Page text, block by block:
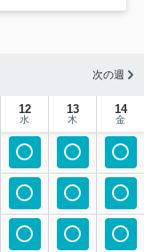
次の週
12
水
13
木
14
金